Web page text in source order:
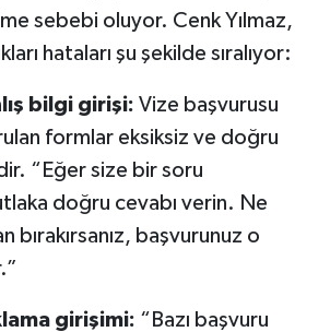
sebebi oluyor. Cenk Yılmaz,
hataları şu şekilde sıralıyor:
bilgi girişi: Vize başvurusu
formlar eksiksiz ve doğru
“Eğer size bir soru
doğru cevabı verin. Ne
bırakırsanız, başvurunuz o
girişimi: “Bazı başvuru